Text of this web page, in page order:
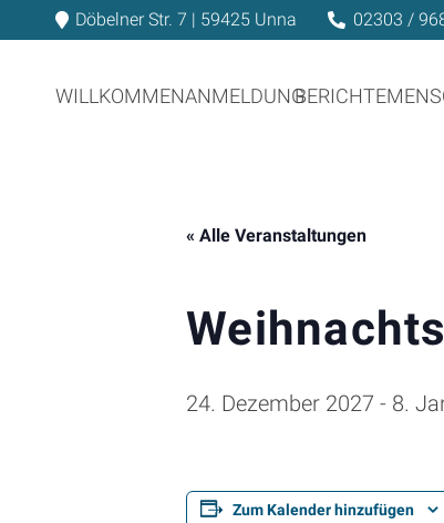
Döbelner Str. 7 | 59425 Unna 02303 /
WILLKOMMENANMELDUNGBERICHTE
« Alle Veranstaltungen
24. Dezember 2027 - 8.
Zum Kalender hinzufügen